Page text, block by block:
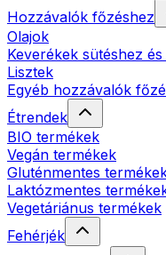
Hozzávalók főzéshez
Olajok
Keverékek sütéshez
Lisztek
Egyéb hozzávalók
Étrendek
BIO termékek
Vegán termékek
Gluténmentes
Laktózmentes
Vegetáriánus termékek
Fehérjék